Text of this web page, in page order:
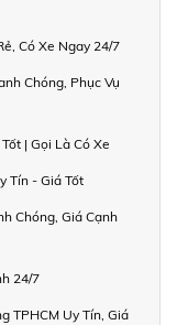
Có Xe Ngay 24/7
Chóng, Phục Vụ
| Gọi Là Có Xe
Tín - Giá Tốt
Chóng, Giá Cạnh
24/7
TPHCM Uy Tín, Giá